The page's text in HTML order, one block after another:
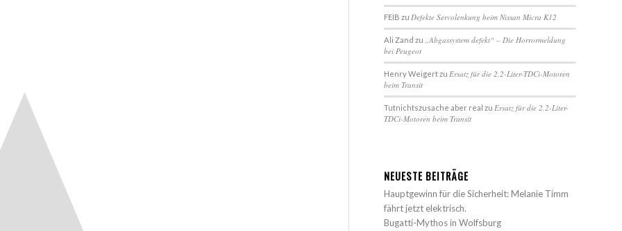
FEIB zu Defekte Servolenkung beim Nissan Micra K12
Ali Zand zu
„Abgassystem defekt“ – Die Horrormeldung
bei Peugeot
Henry Weigertzu Ersatz für die 2.2-Liter-TDCi-Motoren
beim Transit
Tutnichtszusache aber real zu Ersatz für die 2.2-Liter-
TDCi-Motoren beim Transit
NEUESTE BEITRÄGE
Hauptgewinn für die Sicherheit: Melanie Timm
fährt jetzt elektrisch.
Bugatti-Mythos in Wolfsburg